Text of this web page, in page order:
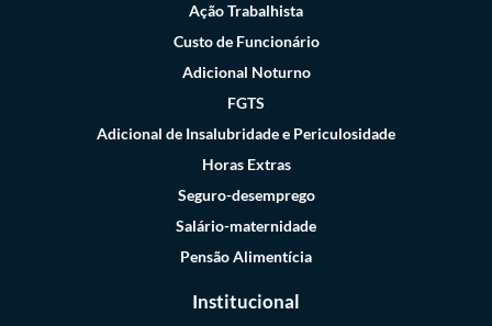
Ação Trabalhista
Custo de Funcionário
Adicional Noturno
FGTS
Adicional de Insalubridade e Periculosidade
Horas Extras
Seguro-desemprego
Salário-maternidade
Pensão Alimentícia
Institucional